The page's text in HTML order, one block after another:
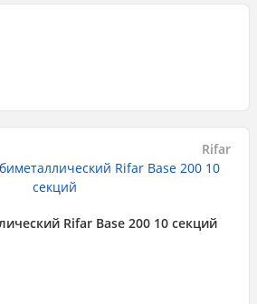
Rifar
Rifar Base 200 10 секций